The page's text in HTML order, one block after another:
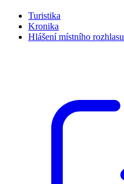
Turistika
Kronika
Hlášení místního rozhlasu